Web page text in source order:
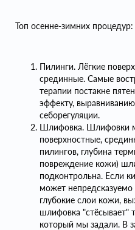
Топ осенне-зимних процедур:
Пилинги. Лёгкие
срединные. Самые
терапии постакне
эффекту,
себорегуляции.
Шлифовка. Шлифовки
поверхностные,
пилингов, глубина
повреждение кожи)
подконтрольна. Если
может непредсказуемо
глубокие слои кожи,
шлифовка "стёсывает"
который мы задали. В